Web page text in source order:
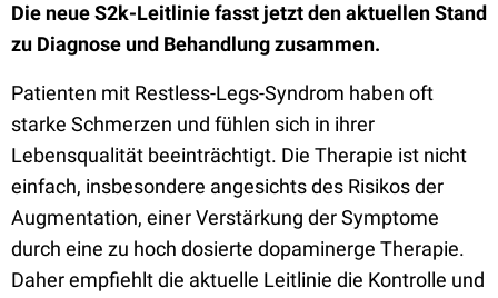
Die neue S2k-Leitlinie fasst jetzt den aktuellen Stand
zu Diagnose und Behandlung zusammen.
Patienten mit Restless-Legs-Syndrom haben oft
starke Schmerzen und fühlen sich in ihrer
Lebensqualität beeinträchtigt. Die Therapie ist nicht
einfach, insbesondere angesichts des Risikos der
Augmentation, einer Verstärkung der Symptome
durch eine zu hoch dosierte dopaminerge Therapie.
Daher empfiehlt die aktuelle Leitlinie die Kontrolle und